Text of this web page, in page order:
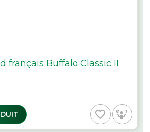
français Buffalo Classic II
favorite_border